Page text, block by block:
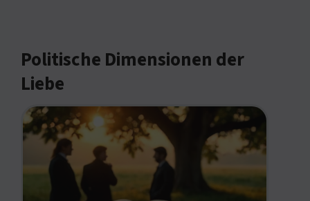
Politische Dimensionen der
Liebe